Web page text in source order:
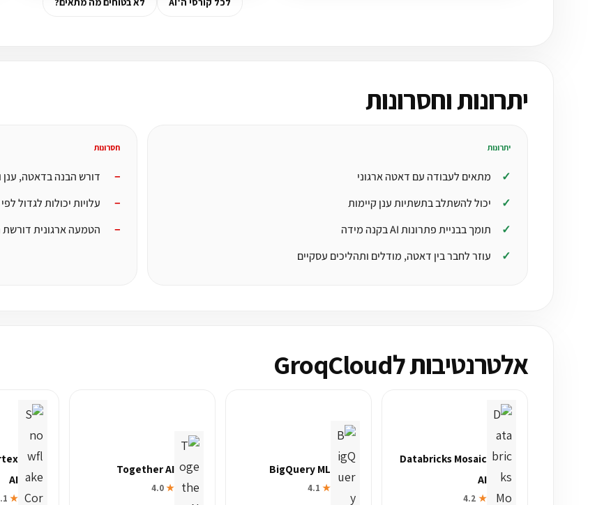
יתרונות וחסרונות
יתרונות
מתאים לעבודה עם דאטה ארגוני
יכול להשתלב בתשתיות ענן קיימות
תומך בבניית פתרונות AI בקנה מידה
עוזר לחבר בין דאטה, מודלים ותהליכים עסקיים
חסרונות
דורש הבנה בדאטה, ענן
עלויות יכולות לגדול
הטמעה ארגונית דורשת
אלטרנטיבות לGroqCloud
Databricks Mosaic
AI
★
BigQuery ML
★
Together AI
★
AI
★